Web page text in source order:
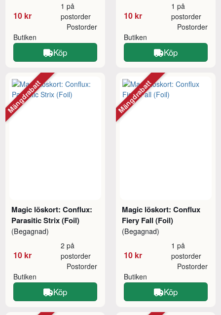
10 kr
1 på
postorder
Butiken
Postorder
Köp
10 kr
1 på
postorder
Butiken
Postorder
Köp
Magic löskort: Conflux:
Parasitic Strix (Foil)
(Begagnad)
10 kr
2 på
postorder
Butiken
Postorder
Köp
Mängdrabatt
Magic löskort: Conflux
Fiery Fall (Foil)
(Begagnad)
10 kr
1 på
postorder
Butiken
Postorder
Köp
Mängdrabatt